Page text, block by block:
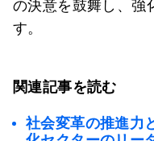
の決意を鼓舞し、強
す。
関連記事を読む
社会変革の推進力